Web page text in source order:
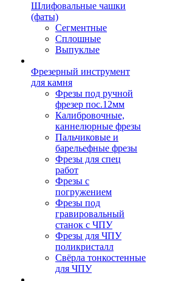
Шлифовальные чашки
(фаты)
Сегментные
Сплошные
Выпуклые
Фрезерный инструмент
для камня
Фрезы под ручной
фрезер пос.12мм
Калибровочные,
каннелюрные фрезы
Пальчиковые и
барельефные фрезы
Фрезы для спец
работ
Фрезы с
погружением
Фрезы под
гравировальный
станок с ЧПУ
Фрезы для ЧПУ
поликристалл
Свёрла тонкостенные
для ЧПУ